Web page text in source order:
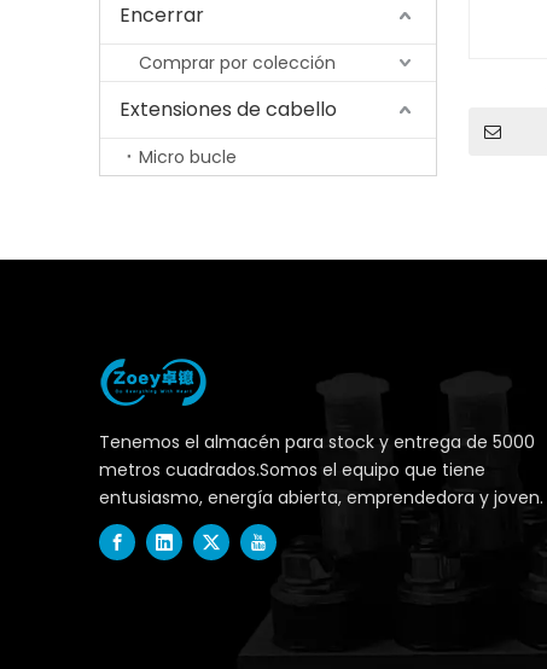
Encerrar
Comprar por colección
Extensiones de cabello
Micro bucle
Tenemos el almacén para stock y entrega de 5000
metros cuadrados.Somos el equipo que tiene
entusiasmo, energía abierta, emprendedora y joven.